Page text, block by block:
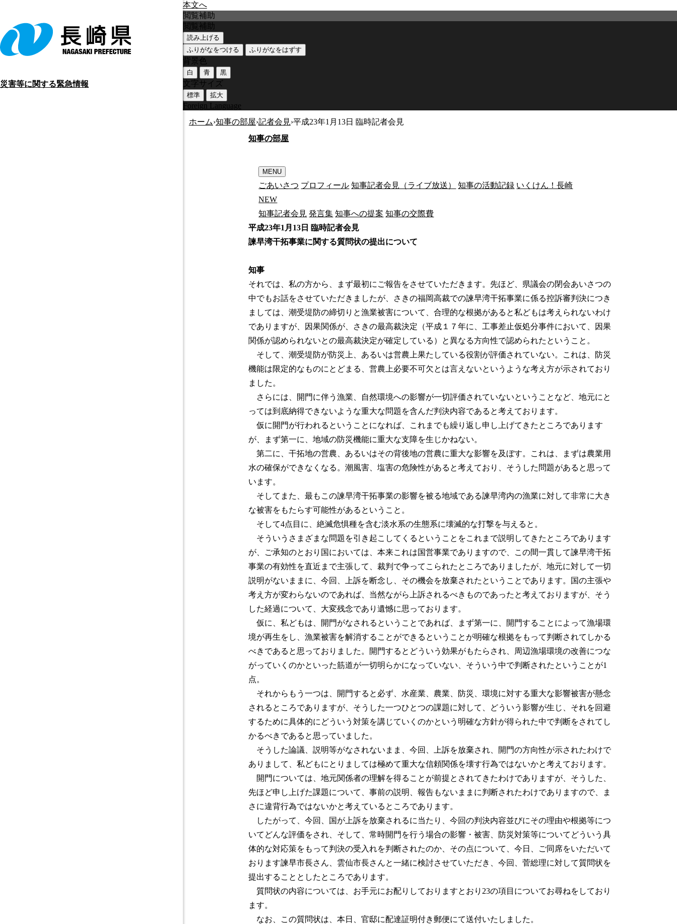
本文へ
災害等に関する緊急情報
閲覧補助
閲覧補助
読み上げる
ふりがなをつける
ふりがなをはずす
背景色
白 青 黒
文字サイズ
標準 拡大
Foreign Language
ホーム›知事の部屋›記者会見›平成23年1月13日 臨時記者会見
知事の部屋
MENU
ごあいさつ プロフィール 知事記者会見（ライブ放送） 知事の活動記録 いくけん！長崎
NEW
知事記者会見 発言集 知事への提案 知事の交際費
平成23年1月13日 臨時記者会見
諫早湾干拓事業に関する質問状の提出について
知事
それでは、私の方から、まず最初にご報告をさせていただきます。先ほど、県議会の閉会あいさつの
中でもお話をさせていただきましたが、さきの福岡高裁での諫早湾干拓事業に係る控訴審判決につき
ましては、潮受堤防の締切りと漁業被害について、合理的な根拠があると私どもは考えられないわけ
でありますが、因果関係が、さきの最高裁決定（平成１７年に、工事差止仮処分事件において、因果
関係が認められないとの最高裁決定が確定している）と異なる方向性で認められたということ。
そして、潮受堤防が防災上、あるいは営農上果たしている役割が評価されていない。これは、防災
機能は限定的なものにとどまる、営農上必要不可欠とは言えないというような考え方が示されており
ました。
さらには、開門に伴う漁業、自然環境への影響が一切評価されていないということなど、地元にと
っては到底納得できないような重大な問題を含んだ判決内容であると考えております。
仮に開門が行われるということになれば、これまでも繰り返し申し上げてきたところであります
が、まず第一に、地域の防災機能に重大な支障を生じかねない。
第二に、干拓地の営農、あるいはその背後地の営農に重大な影響を及ぼす。これは、まずは農業用
水の確保ができなくなる。潮風害、塩害の危険性があると考えており、そうした問題があると思って
います。
そしてまた、最もこの諫早湾干拓事業の影響を被る地域である諫早湾内の漁業に対して非常に大き
な被害をもたらす可能性があるということ。
そして4点目に、絶滅危惧種を含む淡水系の生態系に壊滅的な打撃を与えると。
そういうさまざまな問題を引き起こしてくるということをこれまで説明してきたところであります
が、ご承知のとおり国においては、本来これは国営事業でありますので、この間一貫して諫早湾干拓
事業の有効性を直近まで主張して、裁判で争ってこられたところでありましたが、地元に対して一切
説明がないままに、今回、上訴を断念し、その機会を放棄されたということであります。国の主張や
考え方が変わらないのであれば、当然ながら上訴されるべきものであったと考えておりますが、そう
した経過について、大変残念であり遺憾に思っております。
仮に、私どもは、開門がなされるということであれば、まず第一に、開門することによって漁場環
境が再生をし、漁業被害を解消することができるということが明確な根拠をもって判断されてしかる
べきであると思っておりました。開門するとどういう効果がもたらされ、周辺漁場環境の改善につな
がっていくのかといった筋道が一切明らかになっていない、そういう中で判断されたということが1
点。
それからもう一つは、開門すると必ず、水産業、農業、防災、環境に対する重大な影響被害が懸念
されるところでありますが、そうした一つひとつの課題に対して、どういう影響が生じ、それを回避
するために具体的にどういう対策を講じていくのかという明確な方針が得られた中で判断をされてし
かるべきであると思っていました。
そうした論議、説明等がなされないまま、今回、上訴を放棄され、開門の方向性が示されたわけで
ありまして、私どもにとりましては極めて重大な信頼関係を壊す行為ではないかと考えております。
開門については、地元関係者の理解を得ることが前提とされてきたわけでありますが、そうした、
先ほど申し上げた課題について、事前の説明、報告もないままに判断されたわけでありますので、ま
さに違背行為ではないかと考えているところであります。
したがって、今回、国が上訴を放棄されるに当たり、今回の判決内容並びにその理由や根拠等につ
いてどんな評価をされ、そして、常時開門を行う場合の影響・被害、防災対策等についてどういう具
体的な対応策をもって判決の受入れを判断されたのか、その点について、今日、ご同席をいただいて
おります諫早市長さん、雲仙市長さんと一緒に検討させていただき、今回、菅総理に対して質問状を
提出することとしたところであります。
質問状の内容については、お手元にお配りしておりますとおり23の項目についてお尋ねをしており
ます。
なお、この質問状は、本日、官邸に配達証明付き郵便にて送付いたしました。